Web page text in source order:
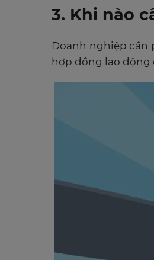
3. Khi nào
Doanh nghiệp cần
hợp đồng lao động